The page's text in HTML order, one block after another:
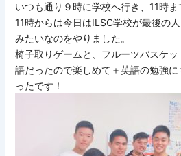
いつも通り９時に学校へ行き、11時ま
11時からは今日はILSC学校が最後の
みたいなのをやりました。
椅子取りゲームと、フルーツバスケ
語だったので楽しめて＋英語の勉強
ったです！